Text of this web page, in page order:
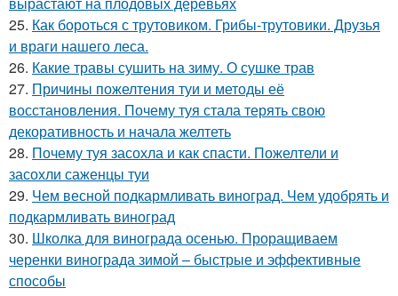
25. Как бороться с трутовиком. Грибы-трутовики. Друзья
и враги нашего леса.
26. Какие травы сушить на зиму. О сушке трав
27. Причины пожелтения туи и методы её
восстановления. Почему туя стала терять свою
декоративность и начала желтеть
28. Почему туя засохла и как спасти. Пожелтели и
засохли саженцы туи
29. Чем весной подкармливать виноград. Чем удобрять и
подкармливать виноград
30. Школка для винограда осенью. Проращиваем
черенки винограда зимой – быстрые и эффективные
способы